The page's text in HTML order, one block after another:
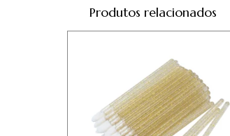
Produtos relacionados